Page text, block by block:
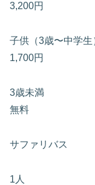
3,200円
子供（3歳〜中学生
1,700円
3歳未満
無料
サファリバス
1人